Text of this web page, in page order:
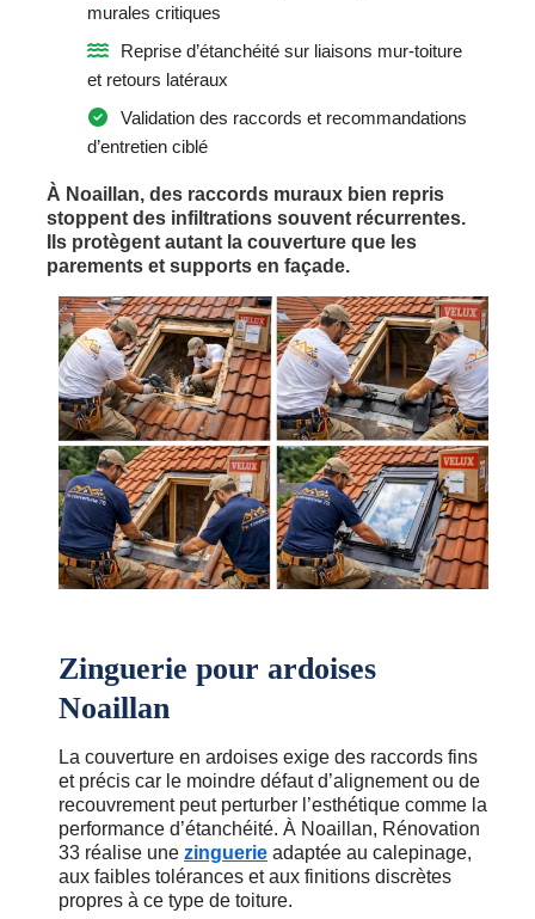
murales critiques
Reprise d’étanchéité sur liaisons mur-toiture
et retours latéraux
Validation des raccords et recommandations
d’entretien ciblé
À Noaillan, des raccords muraux bien repris
stoppent des infiltrations souvent récurrentes.
Ils protègent autant la couverture que les
parements et supports en façade.
Zinguerie pour ardoises
Noaillan
La couverture en ardoises exige des raccords fins
et précis car le moindre défaut d’alignement ou de
recouvrement peut perturber l’esthétique comme la
performance d’étanchéité. À Noaillan, Rénovation
33 réalise une zinguerie adaptée au calepinage,
aux faibles tolérances et aux finitions discrètes
propres à ce type de toiture.